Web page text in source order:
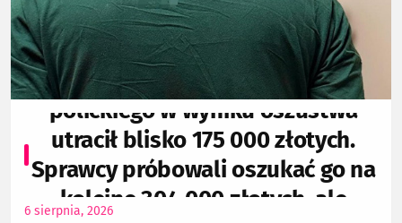
64- letni mieszkaniec powiatu
polickiego w wyniku oszustwa
utracił blisko 175 000 złotych.
Sprawcy próbowali oszukać go na
kolejne 304 000 złotych, ale
6 sierpnia, 2026